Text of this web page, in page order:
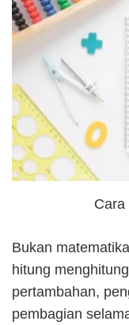
Cara
Bukan
hitung
pertambahan,
pembagian